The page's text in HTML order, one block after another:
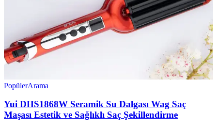
PopülerArama
Yui DHS1868W Seramik Su Dalgası Wag Saç
Maşası Estetik ve Sağlıklı Saç Şekillendirme